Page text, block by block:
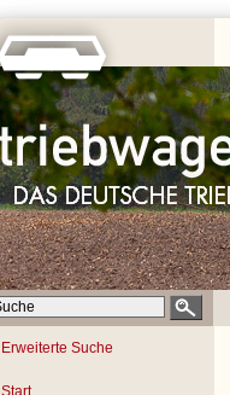
Erweiterte Suche
Start